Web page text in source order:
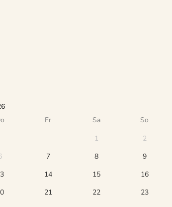
Fr Sa
So
1
2
7 8
9
14 15
16
21 22
23